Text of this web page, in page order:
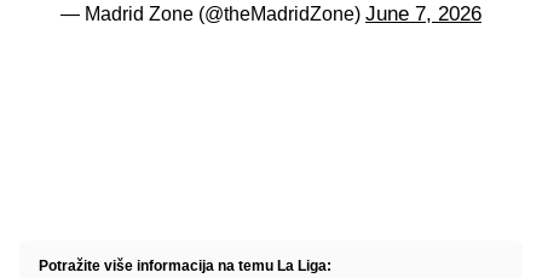
— Madrid Zone (@theMadridZone) June 7, 2026
Potražite više informacija na temu La Liga: